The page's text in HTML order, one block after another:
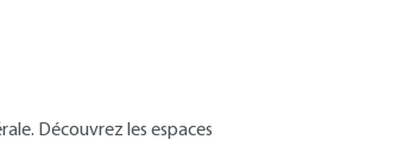
Découvrez les espaces